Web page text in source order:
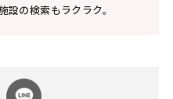
設の検索もラクラク。